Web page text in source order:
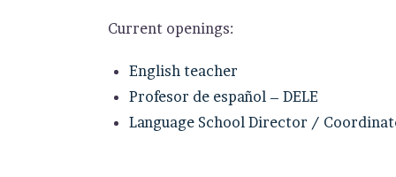
Current openings:
English teacher
Profesor de español – DELE
Language School Director /